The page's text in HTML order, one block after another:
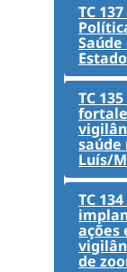
TC
TC
saúde
Luís/
TC
ações
de